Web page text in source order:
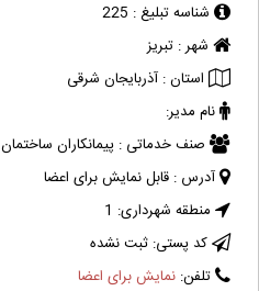
شناسه تبلیغ : 225
شهر : تبریز
استان : آذربایجان شرقی
نام مدیر:
صنف خدماتی : پیمانکاران ساختمان
آدرس : قابل نمایش برای اعضا
منطقه شهرداری: 1
کد پستی: ثبت نشده
تلفن: نمایش برای اعضا